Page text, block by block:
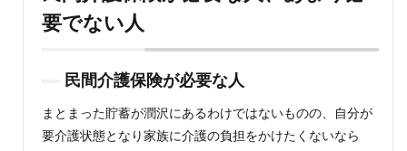
要でない人
民間介護保険が必要な人
まとまった貯蓄が潤沢にあるわけではないものの、自分が
要介護状態となり家族に介護の負担をかけたくないなら